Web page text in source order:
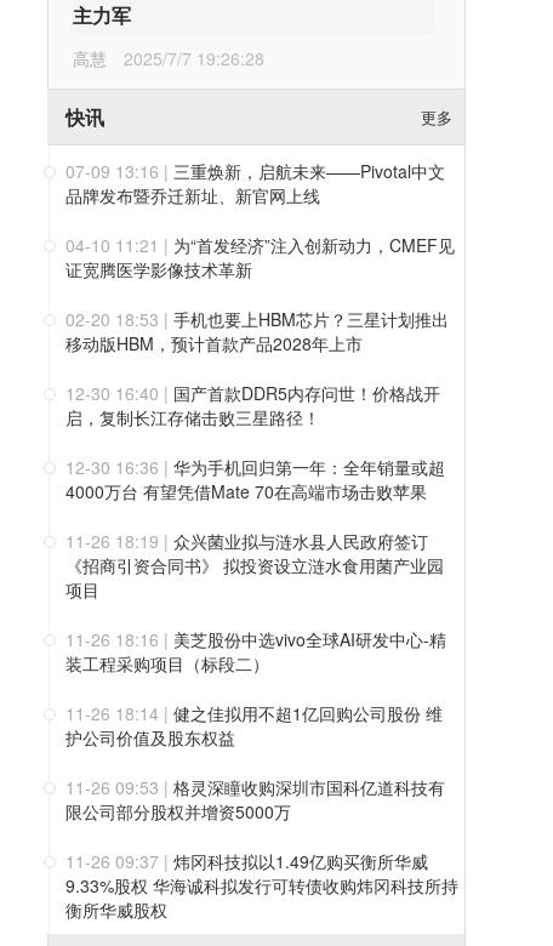
主力军
高慧 2025/7/7 19:26:28
快讯 更多
07-09 13:16 | 三重焕新，启航未来——Pivotal中文
品牌发布暨乔迁新址、新官网上线
04-10 11:21 | 为“首发经济”注入创新动力，CMEF见
证宽腾医学影像技术革新
02-20 18:53 | 手机也要上HBM芯片？三星计划推出
移动版HBM，预计首款产品2028年上市
12-30 16:40 | 国产首款DDR5内存问世！价格战开
启，复制长江存储击败三星路径！
12-30 16:36 | 华为手机回归第一年：全年销量或超
4000万台 有望凭借Mate 70在高端市场击败苹果
11-26 18:19 | 众兴菌业拟与涟水县人民政府签订
《招商引资合同书》 拟投资设立涟水食用菌产业园
项目
11-26 18:16 | 美芝股份中选vivo全球AI研发中心-精
装工程采购项目（标段二）
11-26 18:14 | 健之佳拟用不超1亿回购公司股份 维
护公司价值及股东权益
11-26 09:53 | 格灵深瞳收购深圳市国科亿道科技有
限公司部分股权并增资5000万
11-26 09:37 | 炜冈科技拟以1.49亿购买衡所华威
9.33%股权 华海诚科拟发行可转债收购炜冈科技所持
衡所华威股权